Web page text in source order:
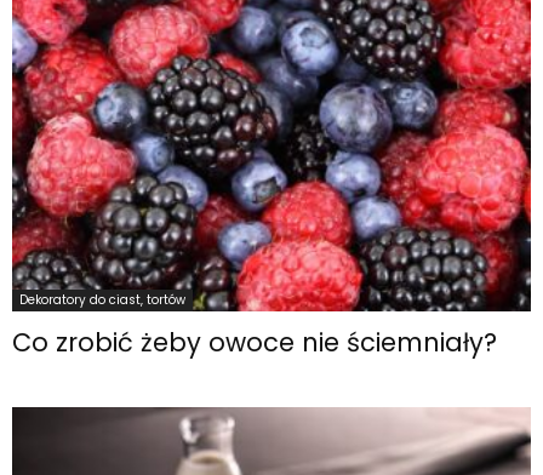
Dekoratory do ciast, tortów
Co zrobić żeby owoce nie ściemniały?